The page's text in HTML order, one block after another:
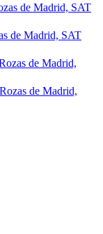
de Madrid, SAT
de Madrid, SAT
de Madrid,
de Madrid,